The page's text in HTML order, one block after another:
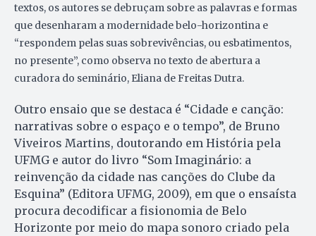
textos, os autores se debruçam sobre as palavras e formas
que desenharam a modernidade belo-horizontina e
“respondem pelas suas sobrevivências, ou esbatimentos,
no presente”, como observa no texto de abertura a
curadora do seminário, Eliana de Freitas Dutra.
Outro ensaio que se destaca é “Cidade e canção:
narrativas sobre o espaço e o tempo”, de Bruno
Viveiros Martins, doutorando em História pela
UFMG e autor do livro “Som Imaginário: a
reinvenção da cidade nas canções do Clube da
Esquina” (Editora UFMG, 2009), em que o ensaísta
procura decodificar a fisionomia de Belo
Horizonte por meio do mapa sonoro criado pela